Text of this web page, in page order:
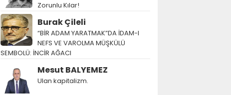
Zorunlu Kılar!
Burak Çileli
“BİR ADAM YARATMAK”DA İDAM-I
NEFS VE VAROLMA MÜŞKÜLÜ
SEMBOLÜ: İNCİR AĞACI
Mesut BALYEMEZ
Ulan kapitalizm.